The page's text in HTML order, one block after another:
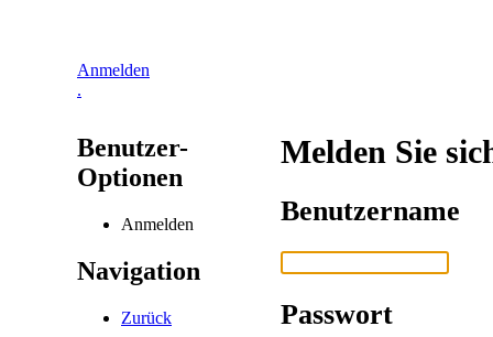
Anmelden
.
Benutzer-
Optionen
Anmelden
Navigation
Zurück
Melden Sie
Benutzername
Passwort